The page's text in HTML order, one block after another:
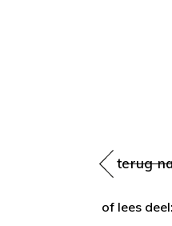
terug
of lees deel: